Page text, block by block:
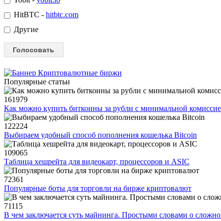
HitBTC - hitbtc.com
Другие
Популярные статьи
161979
Как можно купить биткоины за рубли с минимальной
122224
Выбираем удобный способ пополнения кошелька Bitcoin
109065
Таблица хешрейта для видеокарт, процессоров и ASIC
72361
Популярные боты для торговли на бирже криптовалют
71115
В чем заключается суть майнинга. Простыми словами о